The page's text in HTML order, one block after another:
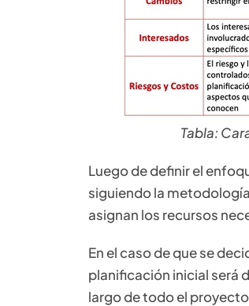
Tabla:
Luego de definir el
siguiendo la
asignan los recursos
En el caso de que se
planificación inicial será
largo de todo el